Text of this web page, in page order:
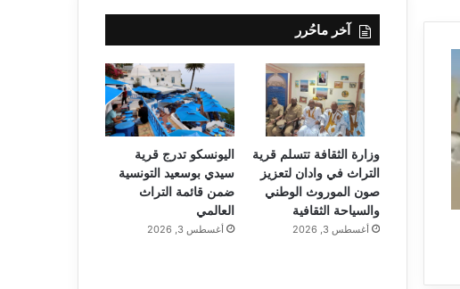
آخر ماحُرر
وزارة الثقافة تتسلم قرية
التراث في وادان لتعزيز
صون الموروث الوطني
والسياحة الثقافية
أغسطس 3, 2026
اليونسكو تدرج قرية
سيدي بوسعيد التونسية
ضمن قائمة التراث
العالمي
أغسطس 3, 2026